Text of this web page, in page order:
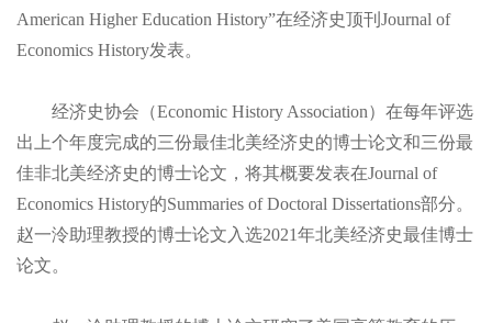
American Higher Education History”在经济史顶刊Journal of
Economics History发表。
经济史协会（Economic History Association）在每年评选
出上个年度完成的三份最佳北美经济史的博士论文和三份最
佳非北美经济史的博士论文，将其概要发表在Journal of
Economics History的Summaries of Doctoral Dissertations部分。
赵一泠助理教授的博士论文入选2021年北美经济史最佳博士
论文。